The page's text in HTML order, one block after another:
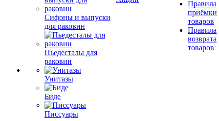
Сифоны и выпуски
для раковин
Пьедесталы для
раковин
Унитазы
Биде
Писсуары
Правила
приёмки
товаров
Правила
возврата
товаров